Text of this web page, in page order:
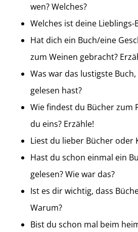
wen? Welches?
Welches ist deine Lieblings-
Hat dich ein Buch/eine
zum Weinen gebracht?
Was war das lustigste
gelesen hast?
Wie findest du Bücher zum
du eins? Erzähle!
Liest du lieber Bücher oder
Hast du schon einmal ein
gelesen? Wie war das?
Ist es dir wichtig, dass
Warum?
Bist du schon mal beim